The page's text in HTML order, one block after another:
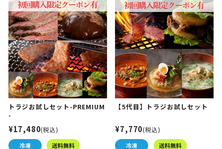
トラジお試しセット-PREMIUM
-
¥17,480(税込)
【5代目】トラジお試しセット
¥7,770(税込)